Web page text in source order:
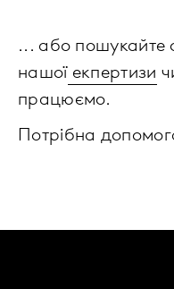
... або пошукайте
нашоїекпертизи
працюємо.
Потрібна